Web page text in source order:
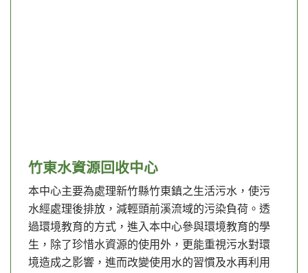
竹東水資源回收中心
本中心主要為處理新竹縣竹東鎮之生活污水，使污
水經處理後排放，減輕頭前溪流域的污染負荷。透
過環境教育的方式，進入本中心參與環境教育的學
生，除了珍惜水資源的使用外，更能重視污水對環
境造成之影響，進而改變使用水的習慣及水再利用